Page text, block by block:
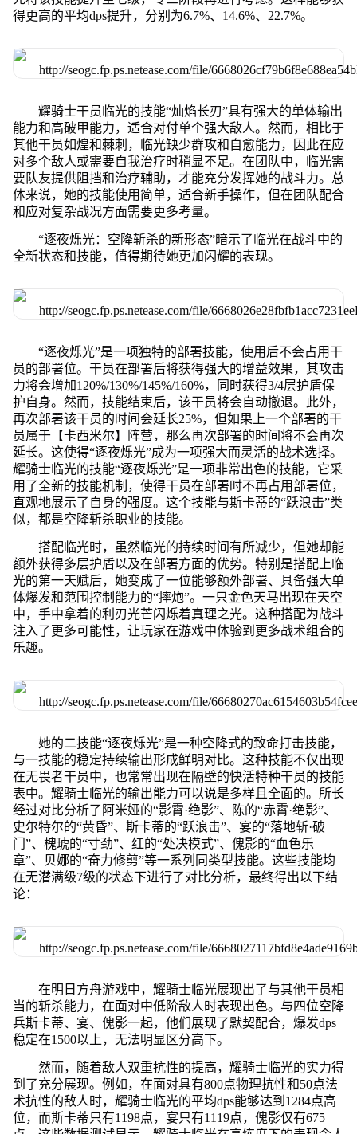
得更高的平均dps提升，分别为6.7%、14.6%、22.7%。
耀骑士干员临光的技能“灿焰长刃”具有强大的单体输出
能力和高破甲能力，适合对付单个强大敌人。然而，相比于
其他干员如煌和棘刺，临光缺少群攻和自愈能力，因此在应
对多个敌人或需要自我治疗时稍显不足。在团队中，临光需
要队友提供阻挡和治疗辅助，才能充分发挥她的战斗力。总
体来说，她的技能使用简单，适合新手操作，但在团队配合
和应对复杂战况方面需要更多考量。
“逐夜烁光：空降斩杀的新形态”暗示了临光在战斗中的
全新状态和技能，值得期待她更加闪耀的表现。
“逐夜烁光”是一项独特的部署技能，使用后不会占用干
员的部署位。干员在部署后将获得强大的增益效果，其攻击
力将会增加120%/130%/145%/160%，同时获得3/4层护盾保
护自身。然而，技能结束后，该干员将会自动撤退。此外，
再次部署该干员的时间会延长25%，但如果上一个部署的干
员属于【卡西米尔】阵营，那么再次部署的时间将不会再次
延长。这使得“逐夜烁光”成为一项强大而灵活的战术选择。
耀骑士临光的技能“逐夜烁光”是一项非常出色的技能，它采
用了全新的技能机制，使得干员在部署时不再占用部署位，
直观地展示了自身的强度。这个技能与斯卡蒂的“跃浪击”类
似，都是空降斩杀职业的技能。
搭配临光时，虽然临光的持续时间有所减少，但她却能
额外获得多层护盾以及在部署方面的优势。特别是搭配上临
光的第一天赋后，她变成了一位能够额外部署、具备强大单
体爆发和范围控制能力的“摔炮”。一只金色天马出现在天空
中，手中拿着的利刃光芒闪烁着真理之光。这种搭配为战斗
注入了更多可能性，让玩家在游戏中体验到更多战术组合的
乐趣。
她的二技能“逐夜烁光”是一种空降式的致命打击技能，
与一技能的稳定持续输出形成鲜明对比。这种技能不仅出现
在无畏者干员中，也常常出现在隔壁的快活特种干员的技能
表中。耀骑士临光的输出能力可以说是多样且全面的。所长
经过对比分析了阿米娅的“影霄·绝影”、陈的“赤霄·绝影”、
史尔特尔的“黄昏”、斯卡蒂的“跃浪击”、宴的“落地斩·破
门”、槐琥的“寸劲”、红的“处决模式”、傀影的“血色乐
章”、贝娜的“奋力修剪”等一系列同类型技能。这些技能均
在无潜满级7级的状态下进行了对比分析，最终得出以下结
论：
在明日方舟游戏中，耀骑士临光展现出了与其他干员相
当的斩杀能力，在面对中低阶敌人时表现出色。与四位空降
兵斯卡蒂、宴、傀影一起，他们展现了默契配合，爆发dps
稳定在1500以上，无法明显区分高下。
然而，随着敌人双重抗性的提高，耀骑士临光的实力得
到了充分展现。例如，在面对具有800点物理抗性和50点法
术抗性的敌人时，耀骑士临光的平均dps能够达到1284点高
位，而斯卡蒂只有1198点，宴只有1119点，傀影仅有675